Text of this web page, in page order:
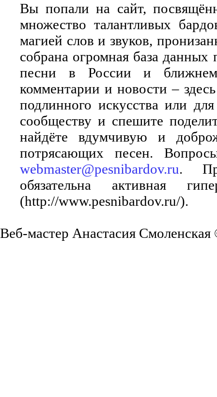
Вы попали на сайт,
множество талантливых
магией слов и звуков,
собрана огромная база
песни в России и ближнем
комментарии и новости –
подлинного искусства или
сообществу и спешите
найдёте вдумчивую и
потрясающих песен.
webmaster@pesnibardov.ru.
обязательна активная
(http://www.pesnibardov.ru/).
Веб-мастер Анастасия